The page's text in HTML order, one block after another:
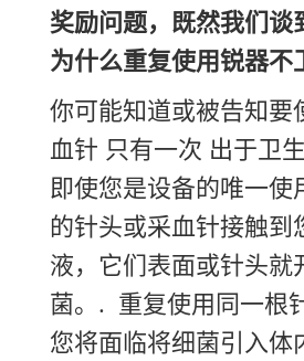
奖励问题，既然我们
为什么重复使用锐器不
你可能知道或被告知要
血针 只有一次 出于卫
即使您是设备的唯一使
的针头或采血针接触到
液，它们表面或针头就
菌。. 重复使用同一根
您将面临将细菌引入体